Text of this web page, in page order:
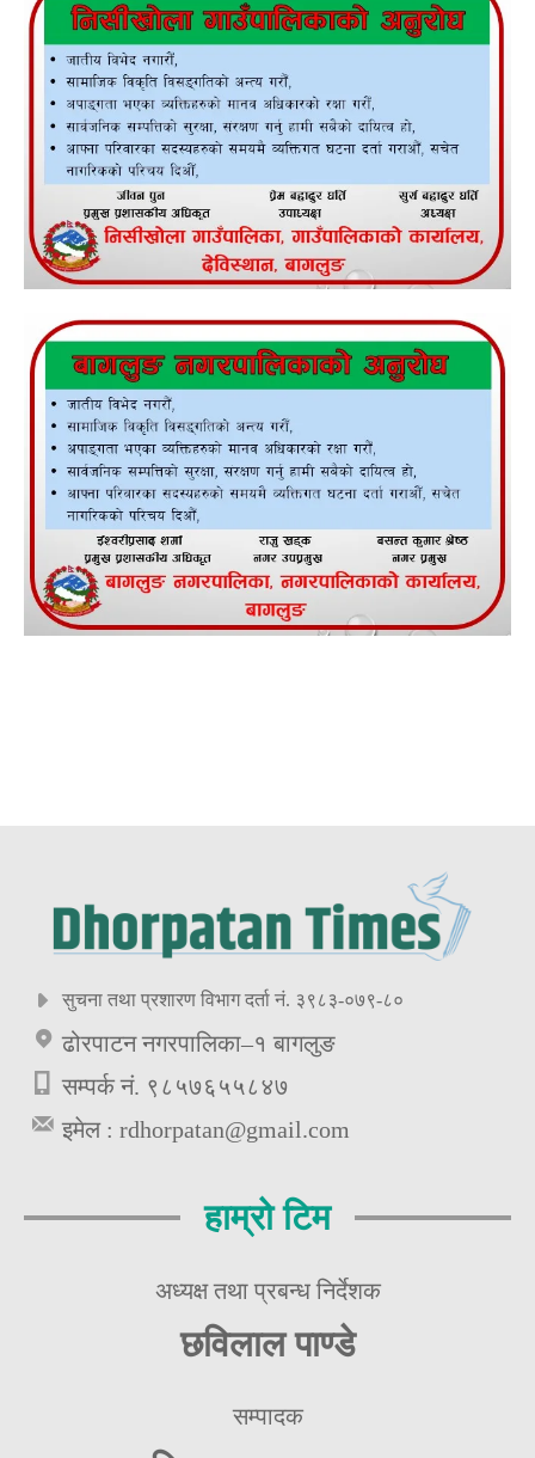
सुचना तथा प्रशारण विभाग दर्ता नं. ३९८३-०७९-८०
ढोरपाटन नगरपालिका–१ बागलुङ
सम्पर्क नं. ९८५७६५५८४७
इमेल : rdhorpatan@gmail.com
हाम्रो टिम
अध्यक्ष तथा प्रबन्ध निर्देशक
छविलाल पाण्डे
सम्पादक